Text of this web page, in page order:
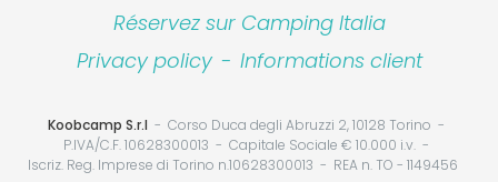
Réservez sur Camping Italia
Privacy policy - Informations client
Koobcamp S.r.l
Corso Duca degli Abruzzi 2, 10128 Torino
P.IVA/C.F. 10628300013
Capitale Sociale € 10.000 i.v.
Iscriz. Reg. Imprese di Torino n.10628300013
REA n. TO - 1149456